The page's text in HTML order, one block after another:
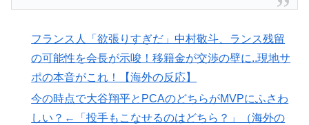
▶
韓国人「どうやら五輪サッカー日韓戦でも審判の接待が
あった模様…」→「メダル剥奪なのでは…？（ﾌﾞﾙﾌﾞﾙ」
＝韓国の反応
▶ 韓国政府、謝罪をすれば賠償を放棄する案を日本側に提
示するも拒否される＝韓国の反応
フランス人「欲張りすぎだ」中村敬斗、ランス残留
の可能性を会長が示唆！移籍金が交渉の壁に..現地サ
ポの本音がこれ！【海外の反応】
今の時点で大谷翔平とPCAのどちらがMVPにふさわ
しい？←「投手もこなせるのはどちら？」（海外の